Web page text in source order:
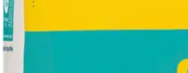
Verkkokaupan hinta
Valitse toimitustapa